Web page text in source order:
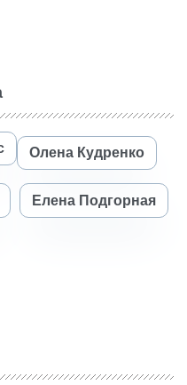
Олена Кудренко
Елена Подгорная